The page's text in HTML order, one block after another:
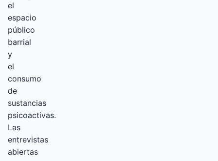
el
espacio
público
barrial
y
el
consumo
de
sustancias
psicoactivas.
Las
entrevistas
abiertas